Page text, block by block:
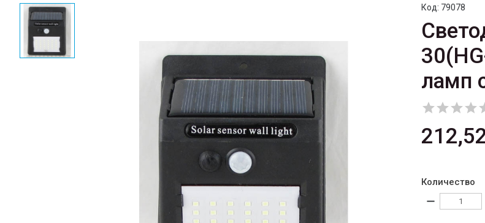
Код: 79078
ламп

Количество
remove